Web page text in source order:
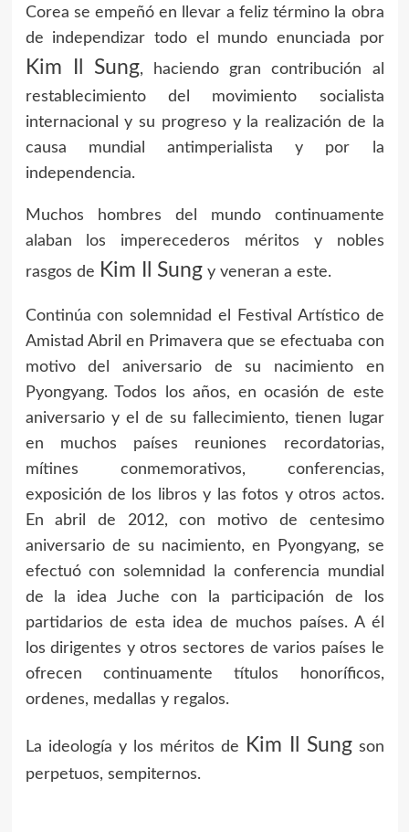
Corea se empeñó en llevar a feliz término la obra
de independizar todo el mundo enunciada por
Kim Il Sung, haciendo gran contribución al
restablecimiento del movimiento socialista
internacional y su progreso y la realización de la
causa mundial antimperialista y por la
independencia.
Muchos hombres del mundo continuamente
alaban los imperecederos méritos y nobles
rasgos de Kim Il Sungy veneran a este.
Continúa con solemnidad el Festival Artístico de
Amistad Abril en Primavera que se efectuaba con
motivo del aniversario de su nacimiento en
Pyongyang. Todos los años, en ocasión de este
aniversario y el de su fallecimiento, tienen lugar
en muchos países reuniones recordatorias,
mítines conmemorativos, conferencias,
exposición de los libros y las fotos y otros actos.
En abril de 2012, con motivo de centesimo
aniversario de su nacimiento, en Pyongyang, se
efectuó con solemnidad la conferencia mundial
de la idea Juche con la participación de los
partidarios de esta idea de muchos países. A él
los dirigentes y otros sectores de varios países le
ofrecen continuamente títulos honoríficos,
ordenes, medallas y regalos.
La ideología y los méritos de Kim Il Sungson
perpetuos, sempiternos.